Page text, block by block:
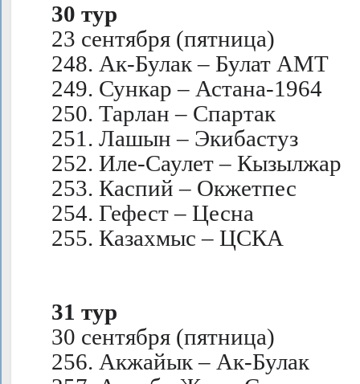
30 тур
23 сентября (пятница)
248. Ак-Булак – Булат АМТ
249. Сункар – Астана-1964
250. Тарлан – Спартак
251. Лашын – Экибастуз
252. Иле-Саулет – Кызылжар
253. Каспий – Окжетпес
254. Гефест – Цесна
255. Казахмыс – ЦСКА
31 тур
30 сентября (пятница)
256. Акжайык – Ак-Булак